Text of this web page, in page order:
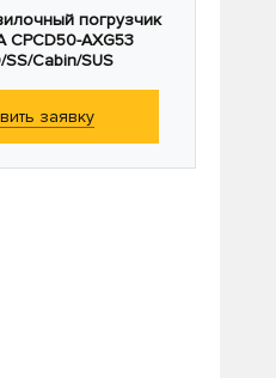
погрузчик
CPCD50-AXG53
Cabin/SUS
заявку